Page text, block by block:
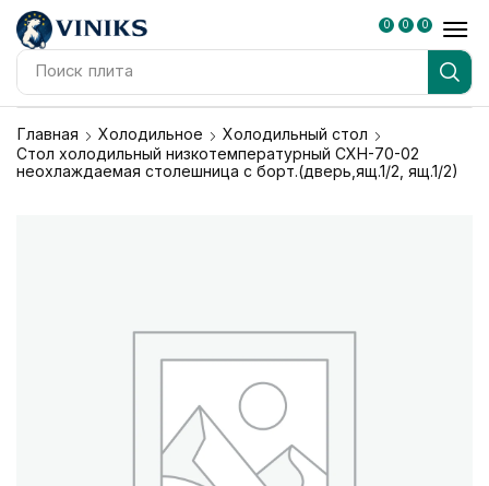
Поиск плита
0 0 0
Главная Холодильное
Холодильный стол
Стол холодильный низкотемпературный СХН-70-02
неохлаждаемая столешница с борт.(дверь,ящ.1/2, ящ.1/2)